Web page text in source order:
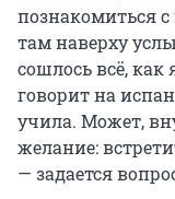
познакомиться
там наверху
сошлось всё, как
говорит на
учила. Может,
желание:
— задается